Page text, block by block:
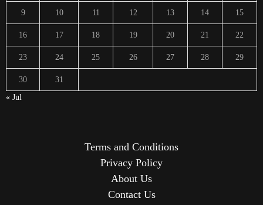
9 10 11 12 13 14 15
16 17 18 19 20 21 22
23 24 25 26 27 28 29
30
31
« Jul
Terms and Conditions
Privacy Policy
About Us
Contact Us